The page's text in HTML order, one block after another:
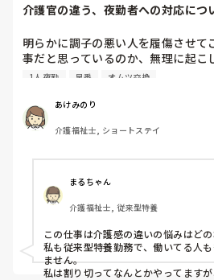
私の考え対応が間違えていますか？
介護官の違う、夜勤者への対応につ
明らかに調子の悪い人を履傷させて
事だと思っているのか、無理に起こ
スタッフがいます。私が出勤して急
（夜勤者）とか平気でドヤ顔でいま
夜勤は1人夜勤です。その時はベト
したけども、どちらも急変対応に
惧してます。夜間はただオムツ交
連れて行けばいい？寝るか寝ないか
ので人員が少ないため入らせていま
であれば夜勤も外すが管理者がオッ
出勤日は誰かがどうにかなっている
出勤するのが苦痛になります
1人夜勤 早番 オムツ交換
あけみのり
介護福祉士, ショートステイ
まるちゃん
介護福祉士, 従来型特養
この仕事は介護感の違いの悩みはど
私も従来型特養勤務で、働いてる人
ません。
私は割り切ってなんとかやってます